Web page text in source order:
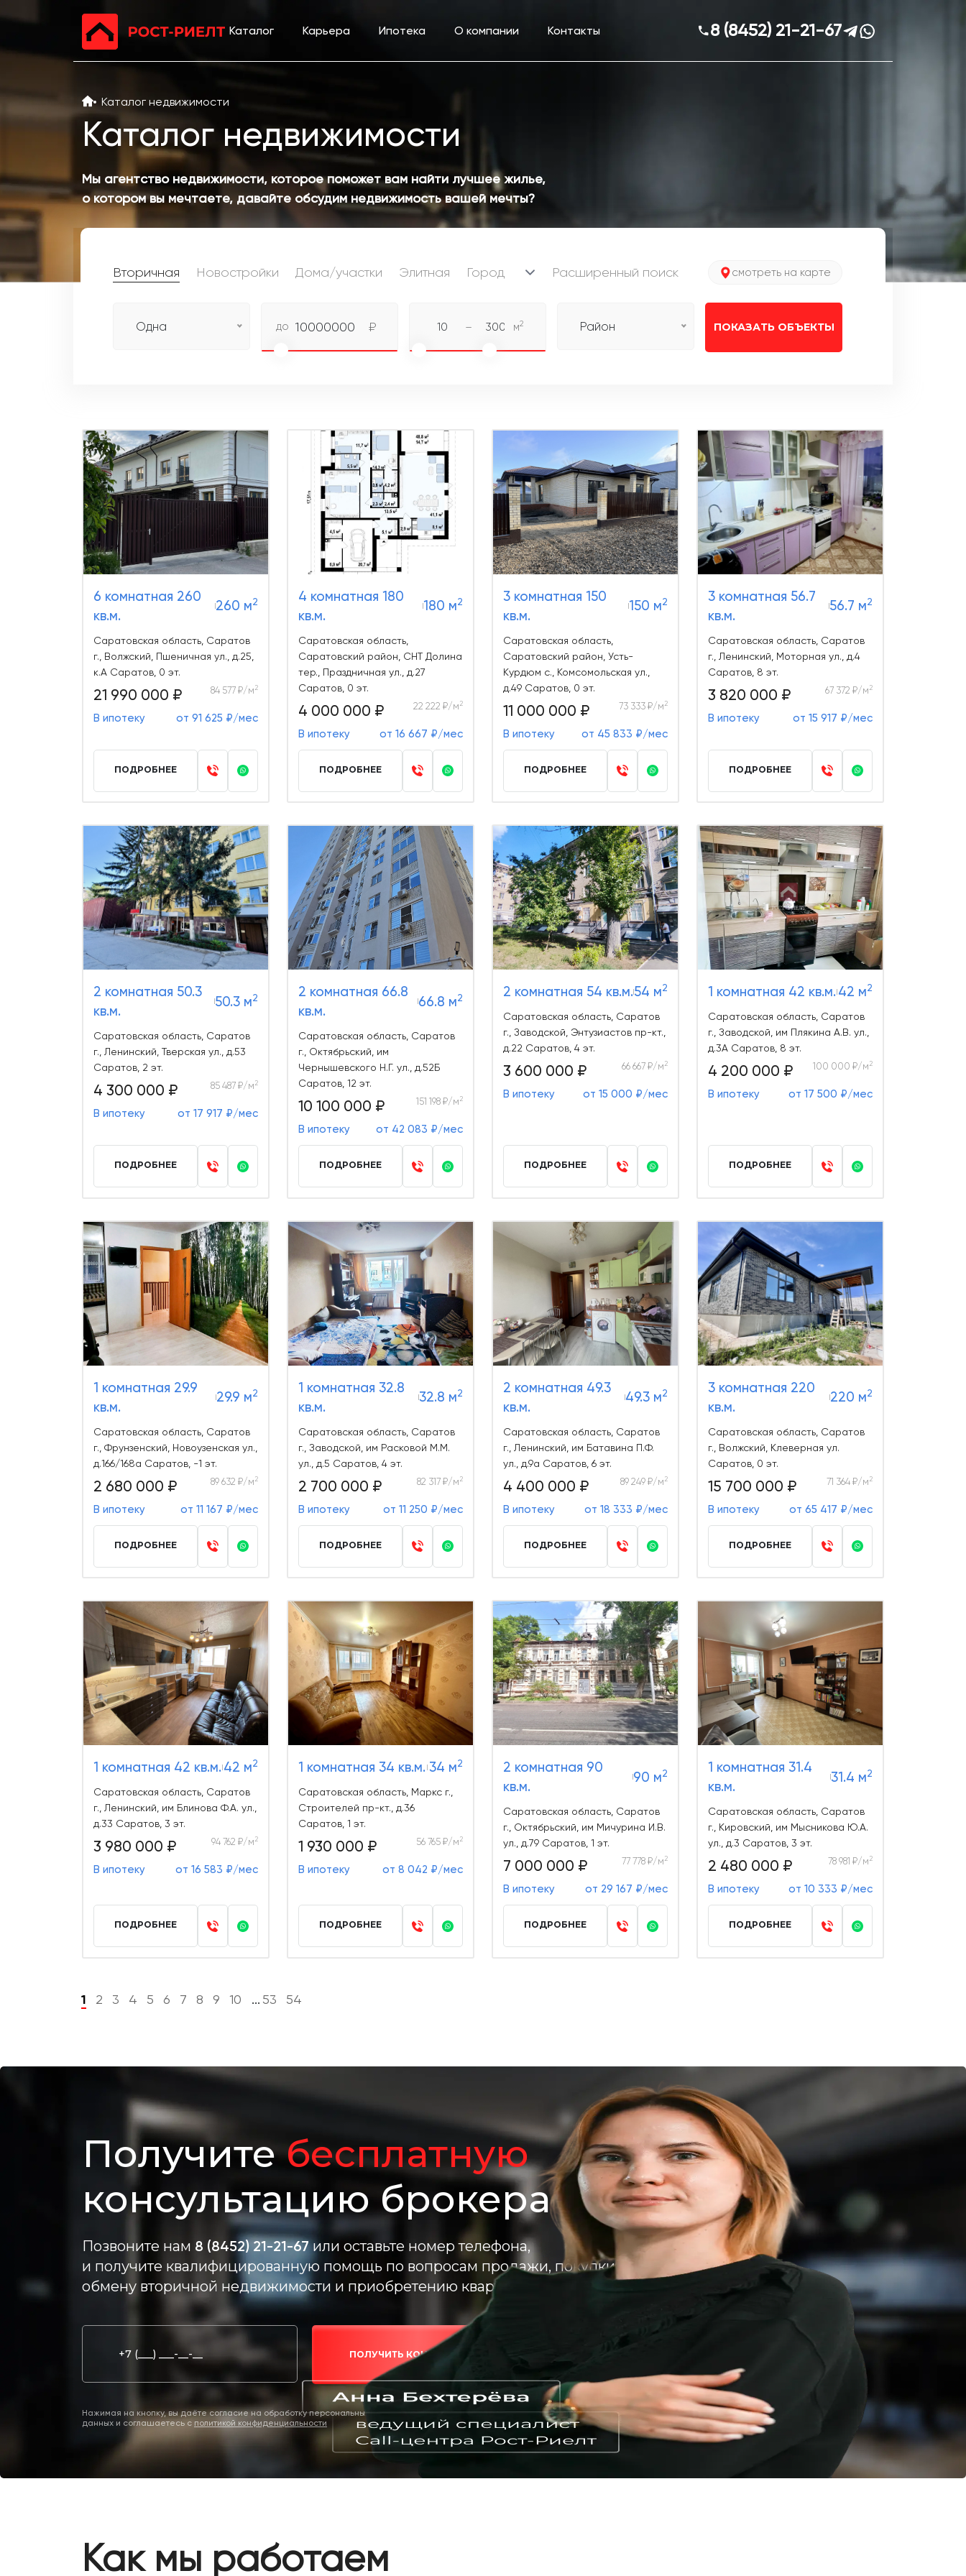
Каталог Карьера Ипотека О компании Контакты 8 (8452) 21-21-67
Каталог недвижимости
Каталог недвижимости
Мы агентство недвижимости, которое поможет вам найти лучшее жилье,
о котором вы мечтаете, давайте обсудим недвижимость вашей мечты?
Вторичная Новостройки Дома/участки Элитная Расширенный поиск смотреть на карте
Одна до 10000000 ₽ – м2 Район ПОКАЗАТЬ ОБЪЕКТЫ
6 комнатная 260
кв.м.
260 м2
Саратовская область, Саратов
г., Волжский, Пшеничная ул., д.25,
к.А Саратов, 0 эт.
21 990 000 ₽ 84 577 ₽/м2
В ипотеку от 91 625 ₽/мес
ПОДРОБНЕЕ
4 комнатная 180
кв.м.
180 м2
Саратовская область,
Саратовский район, СНТ Долина
тер., Праздничная ул., д.27
Саратов, 0 эт.
4 000 000 ₽ 22 222 ₽/м2
В ипотеку от 16 667 ₽/мес
ПОДРОБНЕЕ
3 комнатная 150
кв.м.
150 м2
Саратовская область,
Саратовский район, Усть-
Курдюм с., Комсомольская ул.,
д.49 Саратов, 0 эт.
11 000 000 ₽ 73 333 ₽/м2
В ипотеку от 45 833 ₽/мес
ПОДРОБНЕЕ
3 комнатная 56.7
кв.м.
56.7 м2
Саратовская область, Саратов
г., Ленинский, Моторная ул., д.4
Саратов, 8 эт.
3 820 000 ₽ 67 372 ₽/м2
В ипотеку от 15 917 ₽/мес
ПОДРОБНЕЕ
2 комнатная 50.3
кв.м.
50.3 м2
Саратовская область, Саратов
г., Ленинский, Тверская ул., д.53
Саратов, 2 эт.
4 300 000 ₽ 85 487 ₽/м2
В ипотеку от 17 917 ₽/мес
ПОДРОБНЕЕ
2 комнатная 66.8
кв.м.
66.8 м2
Саратовская область, Саратов
г., Октябрьский, им
Чернышевского Н.Г. ул., д.52Б
Саратов, 12 эт.
10 100 000 ₽ 151 198 ₽/м2
В ипотеку от 42 083 ₽/мес
ПОДРОБНЕЕ
2 комнатная 54 кв.м.54 м2
Саратовская область, Саратов
г., Заводской, Энтузиастов пр-кт.,
д.22 Саратов, 4 эт.
3 600 000 ₽ 66 667 ₽/м2
В ипотеку от 15 000 ₽/мес
ПОДРОБНЕЕ
1 комнатная 42 кв.м. 42 м2
Саратовская область, Саратов
г., Заводской, им Плякина А.В. ул.,
д.3А Саратов, 8 эт.
4 200 000 ₽ 100 000 ₽/м2
В ипотеку от 17 500 ₽/мес
ПОДРОБНЕЕ
1 комнатная 29.9
кв.м.
29.9 м2
Саратовская область, Саратов
г., Фрунзенский, Новоузенская ул.,
д.166/168а Саратов, -1 эт.
2 680 000 ₽ 89 632 ₽/м2
В ипотеку от 11 167 ₽/мес
ПОДРОБНЕЕ
1 комнатная 32.8
кв.м.
32.8 м2
Саратовская область, Саратов
г., Заводской, им Расковой М.М.
ул., д.5 Саратов, 4 эт.
2 700 000 ₽ 82 317 ₽/м2
В ипотеку от 11 250 ₽/мес
ПОДРОБНЕЕ
2 комнатная 49.3
кв.м.
49.3 м2
Саратовская область, Саратов
г., Ленинский, им Батавина П.Ф.
ул., д.9а Саратов, 6 эт.
4 400 000 ₽ 89 249 ₽/м2
В ипотеку от 18 333 ₽/мес
ПОДРОБНЕЕ
3 комнатная 220
кв.м.
220 м2
Саратовская область, Саратов
г., Волжский, Клеверная ул.
Саратов, 0 эт.
15 700 000 ₽ 71 364 ₽/м2
В ипотеку от 65 417 ₽/мес
ПОДРОБНЕЕ
1 комнатная 42 кв.м. 42 м2
Саратовская область, Саратов
г., Ленинский, им Блинова Ф.А. ул.,
д.33 Саратов, 3 эт.
3 980 000 ₽ 94 762 ₽/м2
В ипотеку от 16 583 ₽/мес
ПОДРОБНЕЕ
1 комнатная 34 кв.м. 34 м2
Саратовская область, Маркс г.,
Строителей пр-кт., д.36
Саратов, 1 эт.
1 930 000 ₽ 56 765 ₽/м2
В ипотеку от 8 042 ₽/мес
ПОДРОБНЕЕ
2 комнатная 90
кв.м.
90 м2
Саратовская область, Саратов
г., Октябрьский, им Мичурина И.В.
ул., д.79 Саратов, 1 эт.
7 000 000 ₽ 77 778 ₽/м2
В ипотеку от 29 167 ₽/мес
ПОДРОБНЕЕ
1 комнатная 31.4
кв.м.
31.4 м2
Саратовская область, Саратов
г., Кировский, им Мысникова Ю.А.
ул., д.3 Саратов, 3 эт.
2 480 000 ₽ 78 981 ₽/м2
В ипотеку от 10 333 ₽/мес
ПОДРОБНЕЕ
1 2 3 4 5 6 7 8 9 10 ... 53 54
Получитебесплатную
консультацию брокера
Позвоните нам 8 (8452) 21-21-67или оставьте номер телефона,
и получите квалифицированную помощь по вопросам продажи, покупки,
обмену вторичной недвижимости и приобретению квартиры в новостройке
ПОЛУЧИТЬ КОНСУЛЬТАЦИЮ
Нажимая на кнопку, вы даёте согласие на обработку персональных
данных и соглашаетесь c политикой конфиденциальности
Как мы работаем